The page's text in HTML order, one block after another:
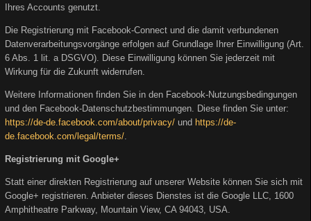
Ihres Accounts genutzt.
Die Registrierung mit Facebook-Connect und die damit verbundenen
Datenverarbeitungsvorgänge erfolgen auf Grundlage Ihrer Einwilligung (Art.
6 Abs. 1 lit. a DSGVO). Diese Einwilligung können Sie jederzeit mit
Wirkung für die Zukunft widerrufen.
Weitere Informationen finden Sie in den Facebook-Nutzungsbedingungen
und den Facebook-Datenschutzbestimmungen. Diese finden Sie unter:
https://de-de.facebook.com/about/privacy/ und https://de-
de.facebook.com/legal/terms/.
Registrierung mit Google+
Statt einer direkten Registrierung auf unserer Website können Sie sich mit
Google+ registrieren. Anbieter dieses Dienstes ist die Google LLC, 1600
Amphitheatre Parkway, Mountain View, CA 94043, USA.